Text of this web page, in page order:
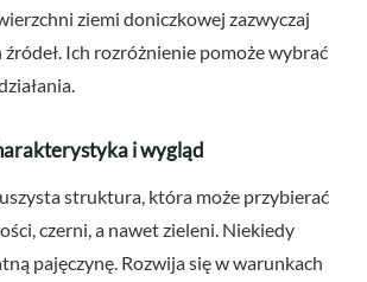
ziemi doniczkowej zazwyczaj
Ich rozróżnienie pomoże wybrać
i wygląd
struktura, która może przybierać
czerni, a nawet zieleni. Niekiedy
pajęczynę. Rozwija się w warunkach